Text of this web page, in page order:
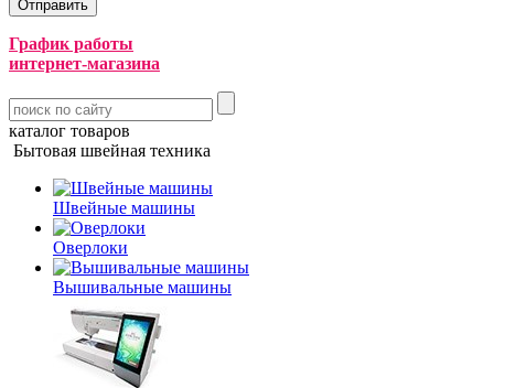
График работы
интернет-магазина
каталог товаров
Бытовая швейная техника
Швейные машины
Оверлоки
Вышивальные машины